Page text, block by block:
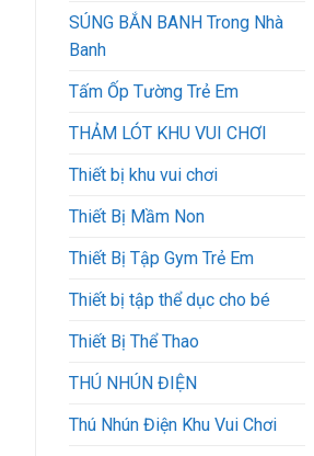
SÚNG BẮN BANH Trong Nhà
Banh
Tấm Ốp Tường Trẻ Em
THẢM LÓT KHU VUI CHƠI
Thiết bị khu vui chơi
Thiết Bị Mầm Non
Thiết Bị Tập Gym Trẻ Em
Thiết bị tập thể dục cho bé
Thiết Bị Thể Thao
THÚ NHÚN ĐIỆN
Thú Nhún Điện Khu Vui Chơi